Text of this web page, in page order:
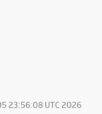
23:56:08 UTC 2026